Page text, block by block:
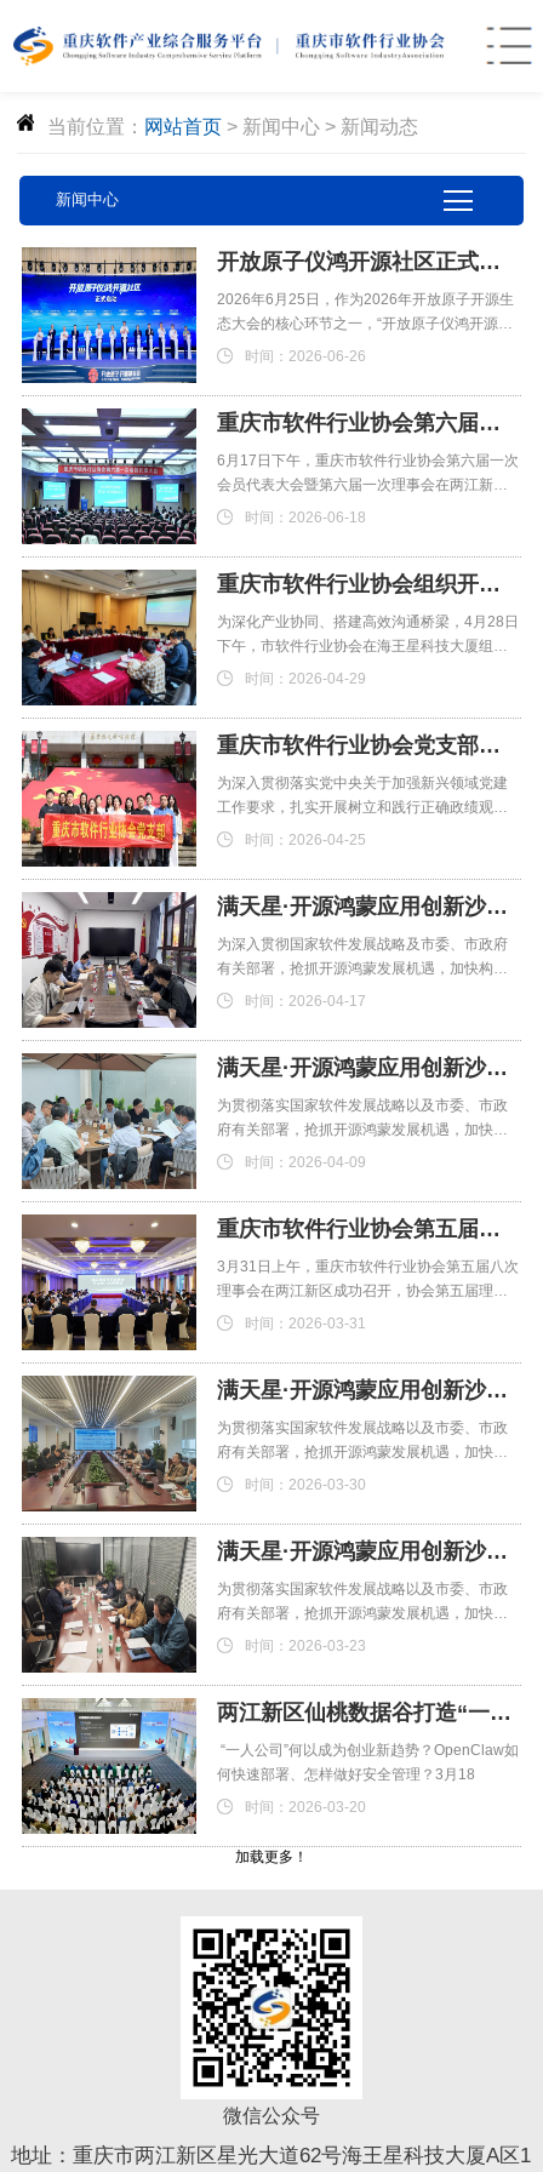
当前位置： 网站首页 > 新闻中心> 新闻动态
新闻中心
开放原子仪鸿开源社区正式启动
2026年6月25日，作为2026年开放原子开源生
态大会的核心环节之一，“开放原子仪鸿开源社
区”举办
时间：2026-06-26
重庆市软件行业协会第六届一次会员代表大会暨第六届一次理事会成功召开
6月17日下午，重庆市软件行业协会第六届一次
会员代表大会暨第六届一次理事会在两江新区
成功召开，协会2
时间：2026-06-18
重庆市软件行业协会组织开展“数智星锋”软件行业党建联建活动
为深化产业协同、搭建高效沟通桥梁，4月28日
下午，市软件行业协会在海王星科技大厦组织
开展“数智星锋”
时间：2026-04-29
重庆市软件行业协会党支部开展“传承红色基因 践行初心使命”主题党日活动
为深入贯彻落实党中央关于加强新兴领域党建
工作要求，扎实开展树立和践行正确政绩观学
习教育，持续提升软件
时间：2026-04-25
满天星·开源鸿蒙应用创新沙龙（第六期）成功举办
为深入贯彻国家软件发展战略及市委、市政府
有关部署，抢抓开源鸿蒙发展机遇，加快构建
开源“仪鸿”应用创新
时间：2026-04-17
满天星·开源鸿蒙应用创新沙龙（第五期）成功召开
为贯彻落实国家软件发展战略以及市委、市政
府有关部署，抢抓开源鸿蒙发展机遇，加快构
建开源“仪鸿”应用创
时间：2026-04-09
重庆市软件行业协会第五届八次理事会成功召开
3月31日上午，重庆市软件行业协会第五届八次
理事会在两江新区成功召开，协会第五届理事
会、监事会成员参
时间：2026-03-31
满天星·开源鸿蒙应用创新沙龙（第四期）成功召开
为贯彻落实国家软件发展战略以及市委、市政
府有关部署，抢抓开源鸿蒙发展机遇，加快构
建开源“仪鸿”应用创
时间：2026-03-30
满天星·开源鸿蒙应用创新沙龙（第三期）成功召开
为贯彻落实国家软件发展战略以及市委、市政
府有关部署，抢抓开源鸿蒙发展机遇，加快构
建开源“仪鸿”应用创
时间：2026-03-23
两江新区仙桃数据谷打造“一人公司”社区
“一人公司”何以成为创业新趋势？OpenClaw如
何快速部署、怎样做好安全管理？3月18
时间：2026-03-20
加载更多！
微信公众号
地址：重庆市两江新区星光大道62号海王星科技大厦A区1